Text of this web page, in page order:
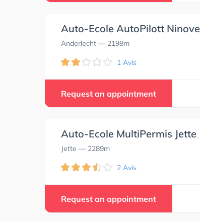
Auto-Ecole AutoPilott Ninove
Anderlecht — 2198m
1 Avis
Request an appointment
Auto-Ecole MultiPermis Jette
Jette — 2289m
2 Avis
Request an appointment